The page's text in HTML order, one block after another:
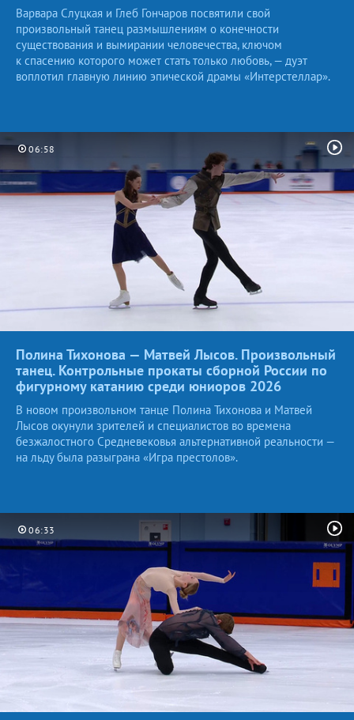
Варвара Слуцкая и Глеб Гончаров посвятили свой
произвольный танец размышлениям о конечности
существования и вымирании человечества, ключом
к спасению которого может стать только любовь, — дуэт
воплотил главную линию эпической драмы «Интерстеллар».
06:58
Полина Тихонова — Матвей Лысов. Произвольный
танец. Контрольные прокаты сборной России по
фигурному катанию среди юниоров 2026
В новом произвольном танце Полина Тихонова и Матвей
Лысов окунули зрителей и специалистов во времена
безжалостного Средневековья альтернативной реальности —
на льду была разыграна «Игра престолов».
06:33